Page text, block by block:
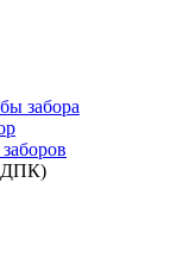
забора